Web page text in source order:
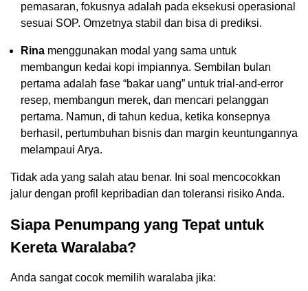
pemasaran, fokusnya adalah pada eksekusi operasional
sesuai SOP. Omzetnya stabil dan bisa di prediksi.
Rina menggunakan modal yang sama untuk
membangun kedai kopi impiannya. Sembilan bulan
pertama adalah fase “bakar uang” untuk trial-and-error
resep, membangun merek, dan mencari pelanggan
pertama. Namun, di tahun kedua, ketika konsepnya
berhasil, pertumbuhan bisnis dan margin keuntungannya
melampaui Arya.
Tidak ada yang salah atau benar. Ini soal mencocokkan
jalur dengan profil kepribadian dan toleransi risiko Anda.
Siapa Penumpang yang Tepat untuk
Kereta Waralaba?
Anda sangat cocok memilih waralaba jika: